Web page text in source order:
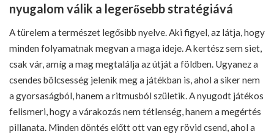
nyugalom válik a legerősebb stratégiává
A türelem a természet legősibb nyelve. Aki figyel, az látja, hogy
minden folyamatnak megvan a maga ideje. A kertész sem siet,
csak vár, amíg a mag megtalálja az útját a földben. Ugyanez a
csendes bölcsesség jelenik meg a játékban is, ahol a siker nem
a gyorsaságból, hanem a ritmusból születik. A nyugodt játékos
felismeri, hogy a várakozás nem tétlenség, hanem a megértés
pillanata. Minden döntés előtt ott van egy rövid csend, ahol a